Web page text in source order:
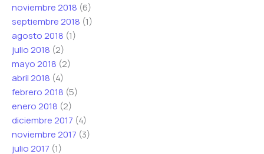
noviembre 2018 (6)
septiembre 2018 (1)
agosto 2018 (1)
julio 2018 (2)
mayo 2018 (2)
abril 2018 (4)
febrero 2018 (5)
enero 2018 (2)
diciembre 2017 (4)
noviembre 2017 (3)
julio 2017 (1)